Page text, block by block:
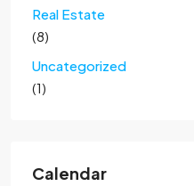
Real Estate
(8)
Uncategorized
(1)
Calendar